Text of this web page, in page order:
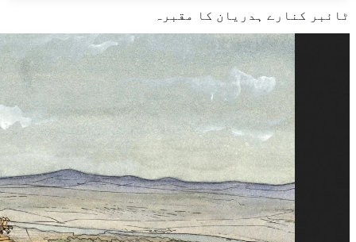
ٹائبر کنارے ہدریان کا مقبرہ